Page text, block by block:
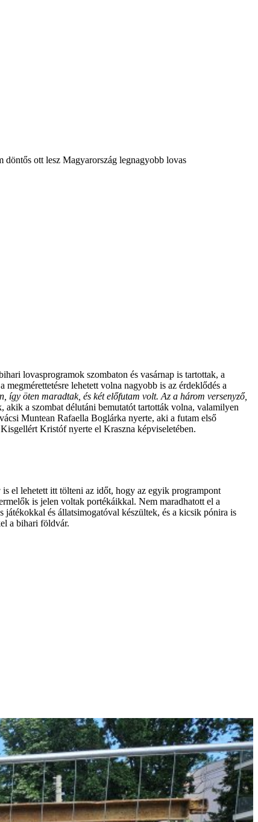
ott lesz Magyarország legnagyobb lovas
lovasprogramok szombaton és vasárnap is tartottak, a
lehetett volna nagyobb is az érdeklődés a
így öten maradtak, és két előfutam volt. Az a három versenyző,
a szombat délutáni bemutatót tartották volna, valamilyen
Muntean Rafaella Boglárka nyerte, aki a futam első
Kristóf nyerte el Kraszna képviseletében.
el lehetett itt tölteni az időt, hogy az egyik programpont
is jelen voltak portékáikkal. Nem maradhatott el a
és állatsimogatóval készültek, és a kicsik pónira is
a bihari földvár.